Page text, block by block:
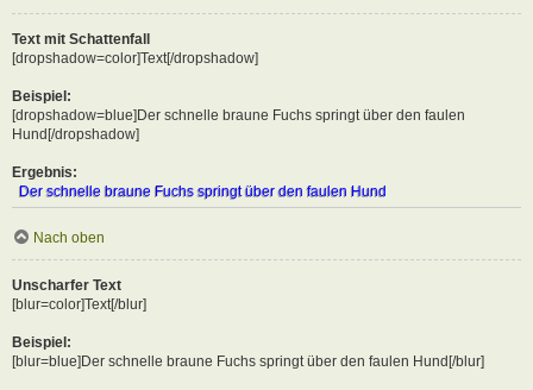
Text mit Schattenfall
[dropshadow=color]Text[/dropshadow]
Beispiel:
[dropshadow=blue]Der schnelle braune Fuchs springt über den faulen
Hund[/dropshadow]
Ergebnis:
Der schnelle braune Fuchs springt über den faulen Hund
Nach oben
Unscharfer Text
[blur=color]Text[/blur]
Beispiel:
[blur=blue]Der schnelle braune Fuchs springt über den faulen Hund[/blur]